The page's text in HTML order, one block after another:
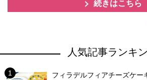
続きはこちら
人気記事ランキ
フィラデルフィアチーズケー